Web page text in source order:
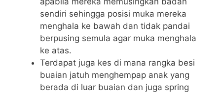
sendiri sehingga posisi muka mereka
menghala ke bawah dan tidak pandai
berpusing semula agar muka menghala
ke atas.
Terdapat juga kes di mana rangka besi
buaian jatuh menghempap anak yang
berada di luar buaian dan juga spring